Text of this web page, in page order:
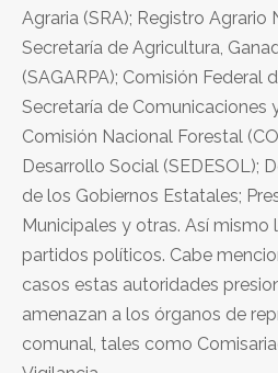
Agraria (SRA); Registro Agrario
Secretaría de Agricultura,
(SAGARPA); Comisión Federal
Secretaría de Comunicaciones
Comisión Nacional Forestal
Desarrollo Social (SEDESOL);
de los Gobiernos Estatales;
Municipales y otras. Así
partidos políticos. Cabe
casos estas autoridades
amenazan a los órganos de
comunal, tales como